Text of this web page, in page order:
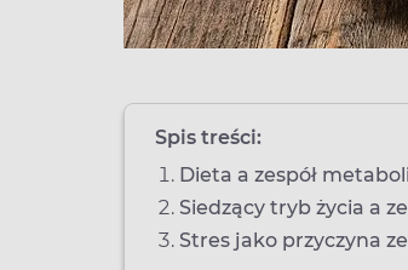
Spis treści:
Dieta a zespół
Siedzący tryb życia a
Stres jako przyczyna